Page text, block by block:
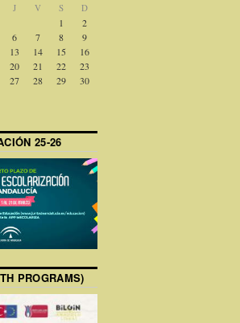
J V S D
1
2
6 7 8
9
13 14 15
16
20 21 22
23
27 28 29
30
25-26
PROGRAMS)